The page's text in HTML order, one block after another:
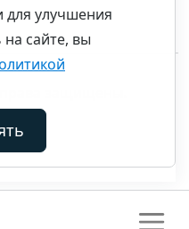
защищены.
для улучшения
сайте, вы